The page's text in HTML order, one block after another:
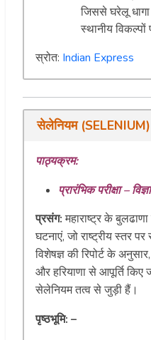
जिससे घरेलू
स्थानीय विकल्पों
स्रोत: Indian Express
सेलेनियम (SELENIUM)
पाठ्यक्रम:
प्रारंभिक परीक्षा –
प्रसंग:महाराष्ट्र के
घटनाएं, जो राष्ट्रीय स्तर पर
विशेषज्ञ की रिपोर्ट के
और हरियाणा से आपूर्ति किए
सेलेनियम तत्व से जुड़ी हैं।
पृष्ठभूमि: –